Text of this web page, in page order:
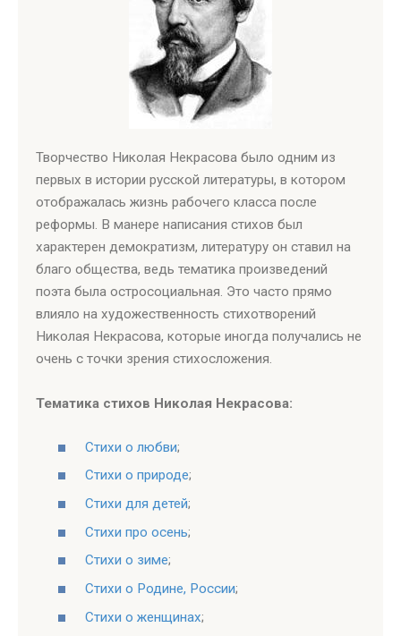
Творчество Николая Некрасова было одним из
первых в истории русской литературы, в котором
отображалась жизнь рабочего класса после
реформы. В манере написания стихов был
характерен демократизм, литературу он ставил на
благо общества, ведь тематика произведений
поэта была остросоциальная. Это часто прямо
влияло на художественность стихотворений
Николая Некрасова, которые иногда получались не
очень с точки зрения стихосложения.
Тематика стихов Николая Некрасова:
Стихи о любви;
Стихи о природе;
Стихи для детей;
Стихи про осень;
Стихи о зиме;
Стихи о Родине, России;
Стихи о женщинах;